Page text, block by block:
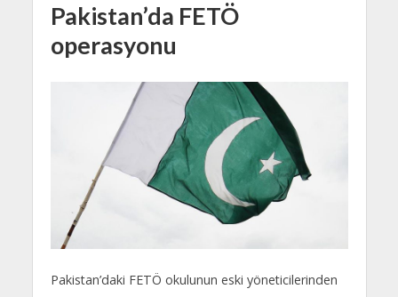
Pakistan’da FETÖ
operasyonu
Pakistan’daki FETÖ okulunun eski yöneticilerinden